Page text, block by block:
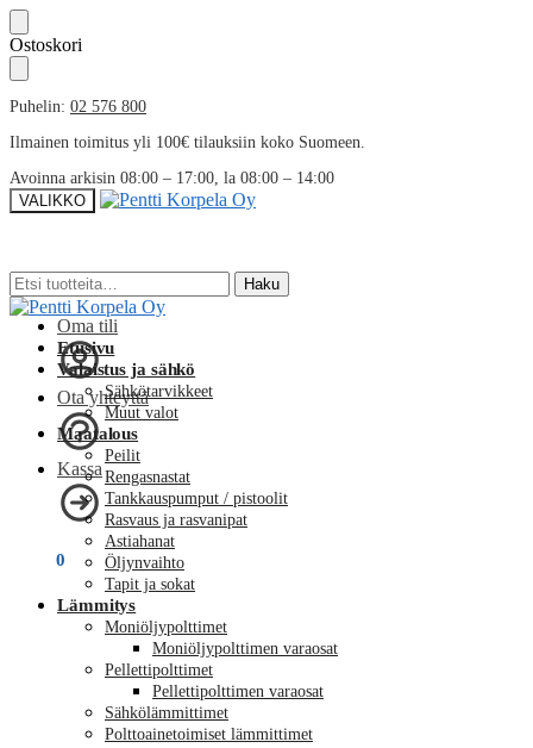
Skip
to
navigation
Skip
to
content
Ostoskori
Puhelin: 02 576 800
Ilmainen toimitus yli 100€ tilauksiin koko Suomeen.
Avoinna arkisin 08:00 – 17:00, la 08:00 – 14:00
VALIKKO
Etsi: Haku
Oma tili
Ota yhteyttä
Kassa
0
Etsi: Haku
Etusivu
Valaistus ja sähkö
Sähkötarvikkeet
Muut valot
Maatalous
Peilit
Rengasnastat
Tankkauspumput / pistoolit
Rasvaus ja rasvanipat
Astiahanat
Öljynvaihto
Tapit ja sokat
Lämmitys
Moniöljypolttimet
Moniöljypolttimen varaosat
Pellettipolttimet
Pellettipolttimen varaosat
Sähkölämmittimet
Polttoainetoimiset lämmittimet